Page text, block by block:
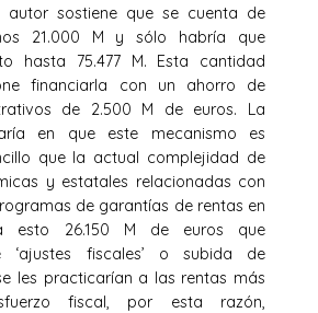
autor sostiene que se cuenta de
21.000 M y sólo habría que
hasta 75.477 M. Esta cantidad
financiarla con un ahorro de
de 2.500 M de euros. La
en que este mecanismo es
que la actual complejidad de
y estatales relacionadas con
de garantías de rentas en
esto 26.150 M de euros que
‘ajustes fiscales’ o subida de
les practicarían a las rentas más
fiscal, por esta razón,